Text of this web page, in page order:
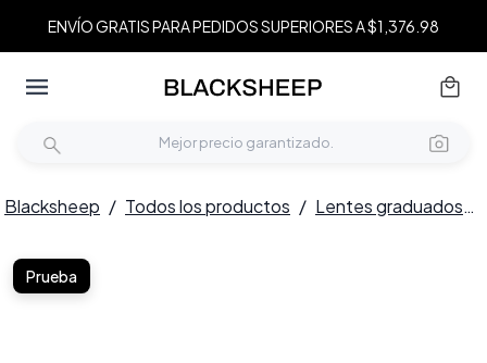
ENVÍO GRATIS PARA PEDIDOS SUPERIORES A $1,376.98
Blacksheep / Todos los productos / Lentes graduados /
Prueba